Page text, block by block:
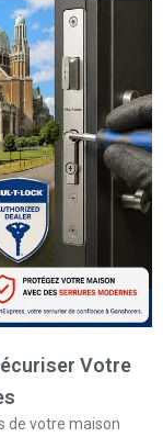
Votre
de votre maison